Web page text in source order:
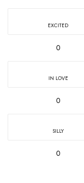
EXCITED
0
IN LOVE
0
SILLY
0